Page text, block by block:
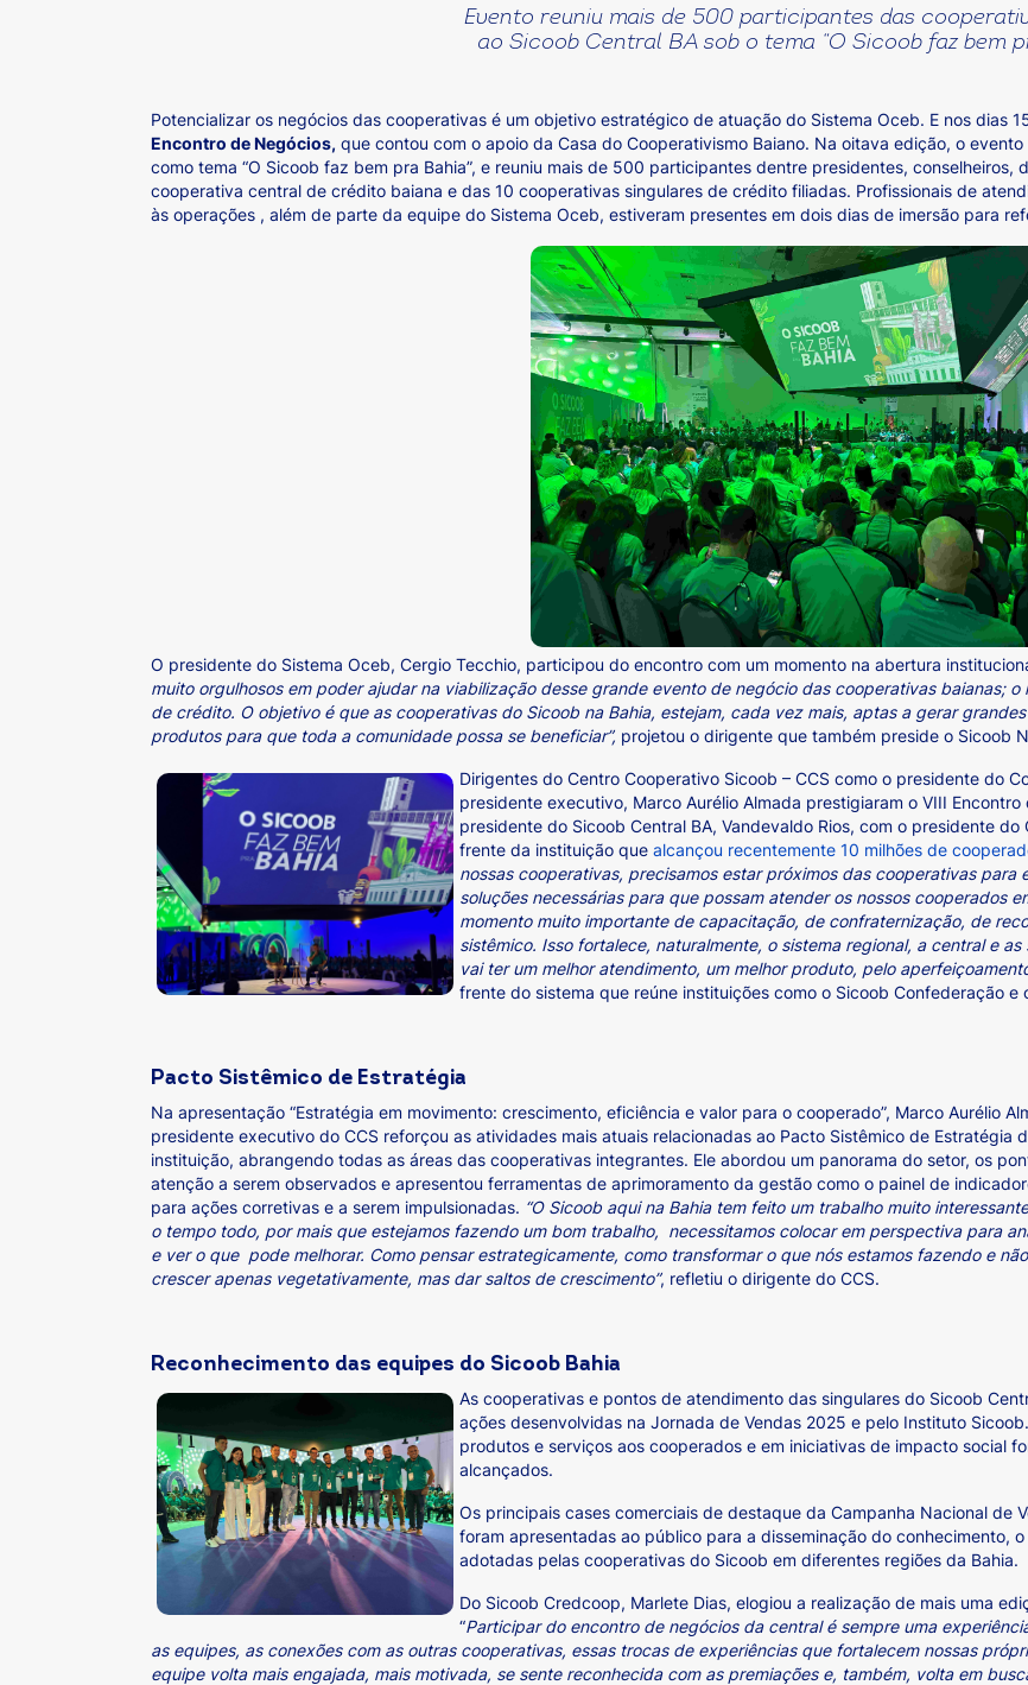
Evento reuniu mais de 500 participantes das
ao Sicoob Central BA sob o tema “O Sicoob faz bem
Potencializar os negócios das cooperativas é um objetivo estratégico de atuação do Sistema Oceb. E nos dias
Encontro de Negócios, que contou com o apoio da Casa do Cooperativismo Baiano. Na oitava edição, o
como tema “O Sicoob faz bem pra Bahia”, e reuniu mais de 500 participantes dentre presidentes, conselheiros,
cooperativa central de crédito baiana e das 10 cooperativas singulares de crédito filiadas. Profissionais de
às operações , além de parte da equipe do Sistema Oceb, estiveram presentes em dois dias de imersão para
O presidente do Sistema Oceb, Cergio Tecchio, participou do encontro com um momento na abertura
muito orgulhosos em poder ajudar na viabilização desse grande evento de negócio das cooperativas baianas;
de crédito. O objetivo é que as cooperativas do Sicoob na Bahia, estejam, cada vez mais, aptas a gerar
produtos para que toda a comunidade possa se beneficiar”, projetou o dirigente que também preside o Sicoob
Dirigentes do Centro Cooperativo Sicoob – CCS como o presidente do
presidente executivo, Marco Aurélio Almada prestigiaram o VIII
presidente do Sicoob Central BA, Vandevaldo Rios, com o presidente
frente da instituição que alcançou recentemente 10 milhões de
nossas cooperativas, precisamos estar próximos das cooperativas para
soluções necessárias para que possam atender os nossos cooperados
momento muito importante de capacitação, de confraternização, de
sistêmico. Isso fortalece, naturalmente, o sistema regional, a central e
vai ter um melhor atendimento, um melhor produto, pelo
frente do sistema que reúne instituições como o Sicoob Confederação e
Pacto Sistêmico de Estratégia
Na apresentação “Estratégia em movimento: crescimento, eficiência e valor para o cooperado”, Marco Aurélio
presidente executivo do CCS reforçou as atividades mais atuais relacionadas ao Pacto Sistêmico de Estratégia
instituição, abrangendo todas as áreas das cooperativas integrantes. Ele abordou um panorama do setor, os
atenção a serem observados e apresentou ferramentas de aprimoramento da gestão como o painel de
para ações corretivas e a serem impulsionadas. “O Sicoob aqui na Bahia tem feito um trabalho muito
o tempo todo, por mais que estejamos fazendo um bom trabalho, necessitamos colocar em perspectiva para
e ver o que pode melhorar. Como pensar estrategicamente, como transformar o que nós estamos fazendo e não
crescer apenas vegetativamente, mas dar saltos de crescimento”, refletiu o dirigente do CCS.
Reconhecimento das equipes do Sicoob Bahia
As cooperativas e pontos de atendimento das singulares do Sicoob
ações desenvolvidas na Jornada de Vendas 2025 e pelo Instituto
produtos e serviços aos cooperados e em iniciativas de impacto social
alcançados.
Os principais cases comerciais de destaque da Campanha Nacional de
foram apresentadas ao público para a disseminação do conhecimento,
adotadas pelas cooperativas do Sicoob em diferentes regiões da Bahia.
Do Sicoob Credcoop, Marlete Dias, elogiou a realização de mais uma
“Participar do encontro de negócios da central é sempre uma
as equipes, as conexões com as outras cooperativas, essas trocas de experiências que fortalecem nossas
equipe volta mais engajada, mais motivada, se sente reconhecida com as premiações e, também, volta em